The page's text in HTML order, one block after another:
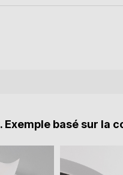
Exemple basé sur